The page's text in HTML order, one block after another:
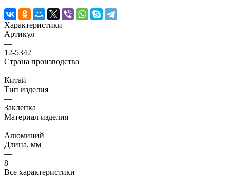
Характеристики
Артикул
—
12-5342
Страна производства
—
Китай
Тип изделия
—
Заклепка
Материал изделия
—
Алюминий
Длина, мм
—
8
Все характеристики